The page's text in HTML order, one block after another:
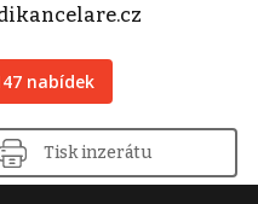
nabídek
Tisk inzerátu